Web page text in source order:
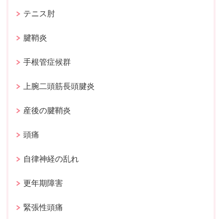
テニス肘
腱鞘炎
手根管症候群
上腕二頭筋長頭腱炎
産後の腱鞘炎
頭痛
自律神経の乱れ
更年期障害
緊張性頭痛